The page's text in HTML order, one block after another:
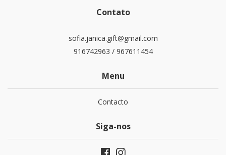
Contato
sofia.janica.gift@gmail.com
916742963 / 967611454
Menu
Contacto
Siga-nos